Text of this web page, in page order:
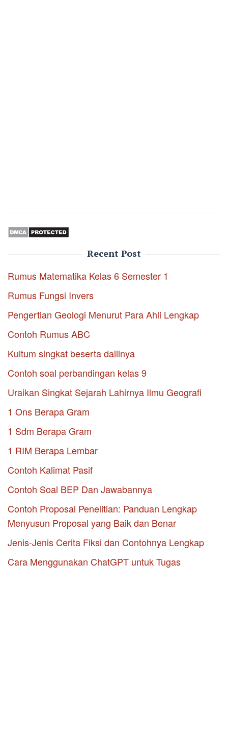
Recent Post
Rumus Matematika Kelas 6 Semester 1
Rumus Fungsi Invers
Pengertian Geologi Menurut Para Ahli Lengkap
Contoh Rumus ABC
Kultum singkat beserta dalilnya
Contoh soal perbandingan kelas 9
Uraikan Singkat Sejarah Lahirnya Ilmu Geografi
1 Ons Berapa Gram
1 Sdm Berapa Gram
1 RIM Berapa Lembar
Contoh Kalimat Pasif
Contoh Soal BEP Dan Jawabannya
Contoh Proposal Penelitian: Panduan Lengkap
Menyusun Proposal yang Baik dan Benar
Jenis-Jenis Cerita Fiksi dan Contohnya Lengkap
Cara Menggunakan ChatGPT untuk Tugas